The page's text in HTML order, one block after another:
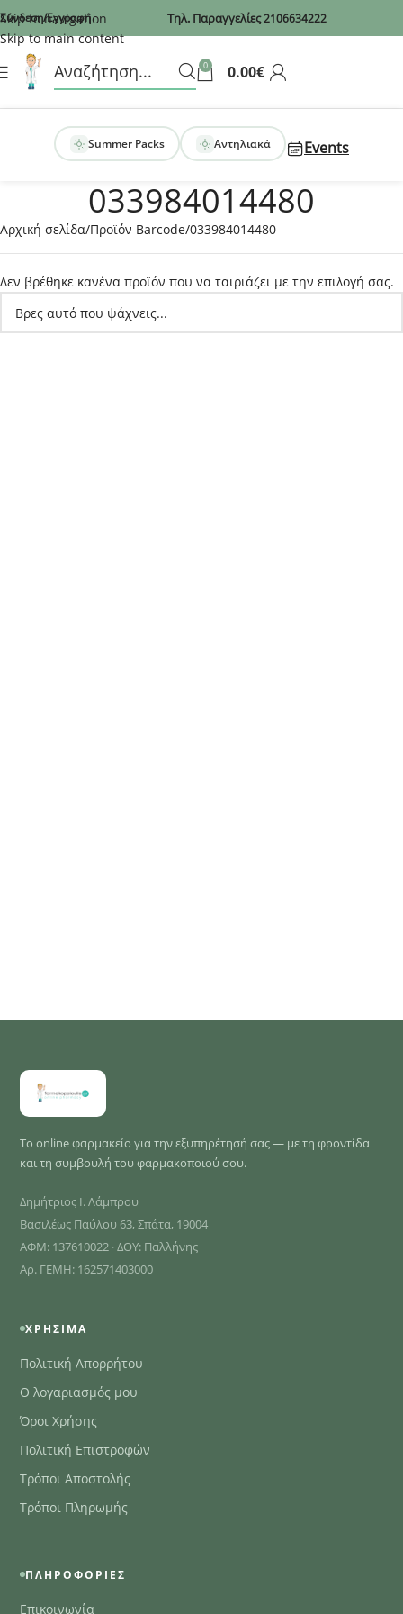
Recaptcha
Skip to navigation
Skip to main content
Σύνδεση/Εγγραφή Τηλ. Παραγγελίες2106634222
0 0.00€
Summer Packs Αντηλιακά Events
033984014480
Αρχική σελίδα Προϊόν Barcode 033984014480
Δεν βρέθηκε κανένα προϊόν που να ταιριάζει με την επιλογή σας.
Το online φαρμακείο για την εξυπηρέτησή σας — με τη φροντίδα
και τη συμβουλή του φαρμακοποιού σου.
Δημήτριος Ι. Λάμπρου
Βασιλέως Παύλου 63, Σπάτα, 19004
ΑΦΜ: 137610022 · ΔΟΥ: Παλλήνης
Αρ. ΓΕΜΗ: 162571403000
ΧΡΉΣΙΜΑ
Πολιτική Απορρήτου
Ο λογαριασμός μου
Όροι Χρήσης
Πολιτική Επιστροφών
Τρόποι Αποστολής
Τρόποι Πληρωμής
ΠΛΗΡΟΦΟΡΊΕΣ
Επικοινωνία